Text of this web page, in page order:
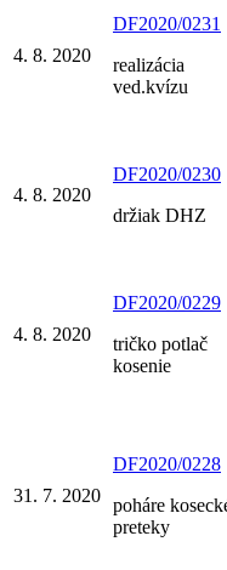
4. 8. 2020
DF2020/0231
realizácia
ved.kvízu
4. 8. 2020
DF2020/0230
držiak DHZ
4. 8. 2020
DF2020/0229
tričko potlač
kosenie
31. 7. 2020
DF2020/0228
poháre
preteky